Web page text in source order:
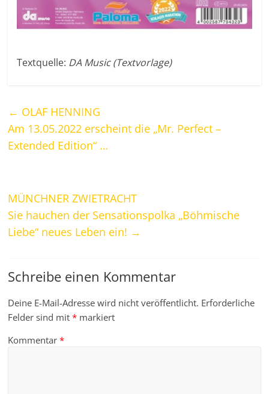
Textquelle: DA Music (Textvorlage)
← OLAF HENNING
Am 13.05.2022 erscheint die „Mr. Perfect –
Extended Edition“ …
MÜNCHNER ZWIETRACHT
Sie hauchen der Sensationspolka „Böhmische
Liebe“ neues Leben ein! →
Schreibe einen Kommentar
Deine E-Mail-Adresse wird nicht veröffentlicht. Erforderliche
Felder sind mit* markiert
Kommentar*